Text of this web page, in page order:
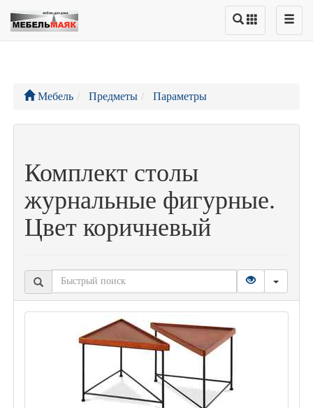
Мебель Предметы Параметры
Комплект столы
журнальные фигурные.
Цвет коричневый